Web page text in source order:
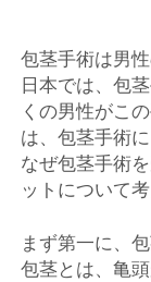
包茎手術は男
日本では、包
くの男性がこ
は、包茎手術
なぜ包茎手術
ットについて
まず第一に、
包茎とは、亀